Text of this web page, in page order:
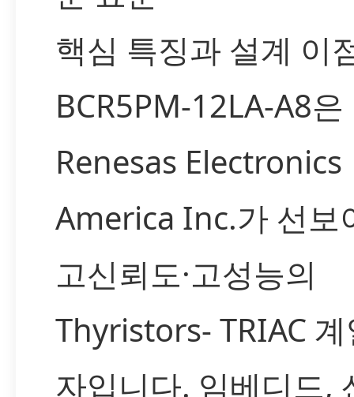
핵심 특징과 설계 이
BCR5PM-12LA-A8은
Renesas Electronics
America Inc.가 선보
고신뢰도·고성능의
Thyristors- TRIAC
자입니다. 임베디드,